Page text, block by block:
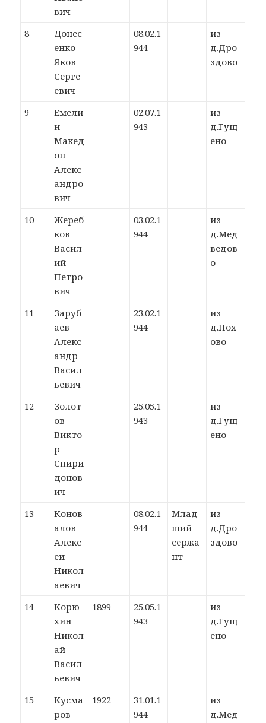
вич
8
Донес
енко
Яков
Серге
евич
08.02.1
944
из
д.Дро
здово
9
Емели
н
Макед
он
Алекс
андро
вич
02.07.1
943
из
д.Гущ
ено
10
Жереб
ков
Васил
ий
Петро
вич
03.02.1
944
из
д.Мед
ведов
о
11
Заруб
аев
Алекс
андр
Васил
ьевич
23.02.1
944
из
д.Пох
ово
12
Золот
ов
Викто
р
Спири
донов
ич
25.05.1
943
из
д.Гущ
ено
13
Конов
алов
Алекс
ей
Никол
аевич
08.02.1
944
Млад
ший
сержа
нт
из
д.Дро
здово
14
Корю
хин
Никол
ай
Васил
ьевич
1899
25.05.1
943
из
д.Гущ
ено
15
Кусма
ров
1922
31.01.1
944
из
д.Мед